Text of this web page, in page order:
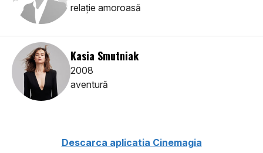
relaţie amoroasă
Kasia Smutniak
2008
aventură
Descarca aplicatia Cinemagia